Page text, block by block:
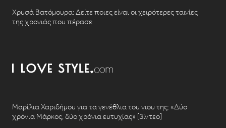
Χρυσά Βατόμουρα: Δείτε ποιες είναι οι χειρότερες ταινίες
της χρονιάς που πέρασε
Μαρίλια Χαριδήμου για τα γενέθλια του γιου της: «Δύο
χρόνια Μάρκος, δύο χρόνια ευτυχίας» [βίντεο]